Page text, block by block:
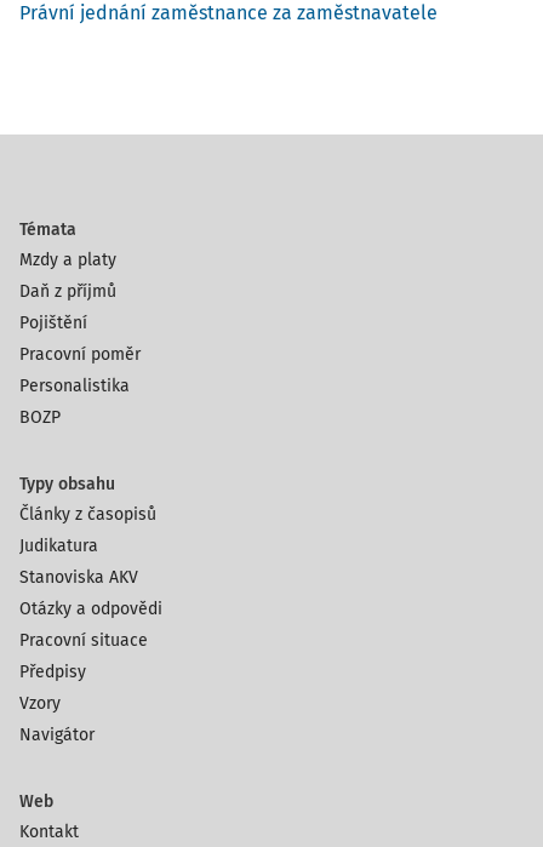
Právní jednání zaměstnance za zaměstnavatele
Témata
Mzdy a platy
Daň z příjmů
Pojištění
Pracovní poměr
Personalistika
BOZP
Typy obsahu
Články z časopisů
Judikatura
Stanoviska AKV
Otázky a odpovědi
Pracovní situace
Předpisy
Vzory
Navigátor
Web
Kontakt